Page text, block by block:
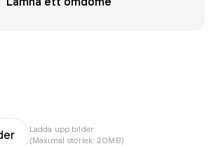
Ladda upp bilder
(Maximal storlek: 20MB)